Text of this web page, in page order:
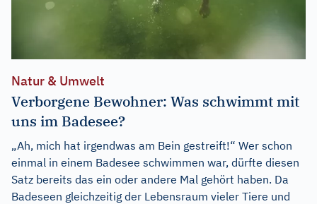
Natur & Umwelt
Verborgene Bewohner: Was schwimmt mit
uns im Badesee?
„Ah, mich hat irgendwas am Bein gestreift!“ Wer schon
einmal in einem Badesee schwimmen war, dürfte diesen
Satz bereits das ein oder andere Mal gehört haben. Da
Badeseen gleichzeitig der Lebensraum vieler Tiere und